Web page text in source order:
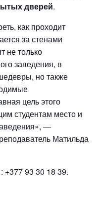
дверей.
как проходит
за стенами
не только
заведения, в
но также
цель этого
студентам место и
—
Матильда
93 30 18 39.